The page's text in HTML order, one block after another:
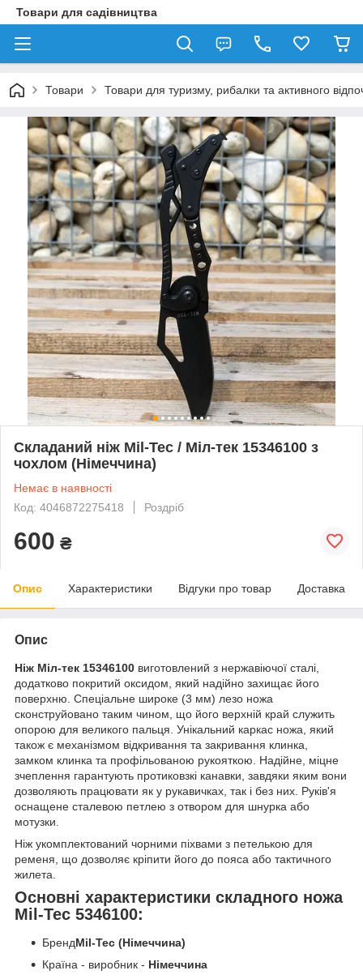
Товари для садівництва
Товари Товари для туризму, рибалки та активного
Складаний ніж Mil-Tec / Міл-тек 15346100 з
чохлом (Німеччина)
Немає в наявності
Код: 4046872275418
Роздріб
600 ₴
Опис Характеристики Відгуки про товар Доставка
Опис
Ніж Міл-тек 15346100 виготовлений з нержавіючої сталі,
додатково покритий оксидом, який надійно захищає його
поверхню. Спеціальне широке (3 мм) лезо ножа
сконструйовано таким чином, що його верхній край служить
опорою для великого пальця. Унікальний каркас ножа, який
також є механізмом відкривання та закривання клинка,
замком клинка та профільованою рукояткою. Надійне, міцне
зчеплення гарантують протиковзкі канавки, завдяки яким вони
дозволяють працювати як у рукавичках, так і без них. Руків'я
оснащене сталевою петлею з отвором для шнурка або
мотузки.
Ніж укомплектований чорними піхвами з петелькою для
ременя, що дозволяє кріпити його до пояса або тактичного
жилета.
Основні характеристики складного ножа
Mil-Tec 5346100:
БрендMil-Tec (Німеччина)
Країна - виробник - Німеччина